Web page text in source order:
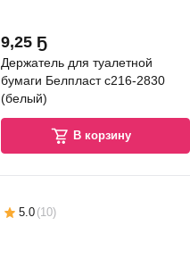
9,25 Ҕ
Держатель для туалетной
бумаги Белпласт с216-2830
(белый)
В корзину
5.0 (10)